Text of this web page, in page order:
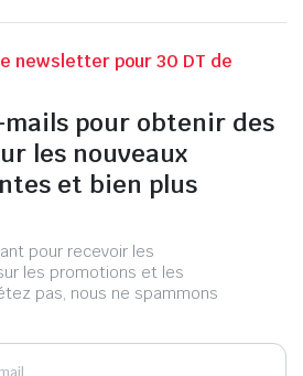
newsletter pour 30 DT de
mails pour obtenir des
les nouveaux
et bien plus
pour recevoir les
les promotions et les
pas, nous ne spammons